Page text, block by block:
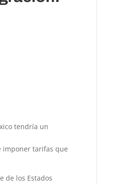
tendría un
imponer tarifas que
de los Estados